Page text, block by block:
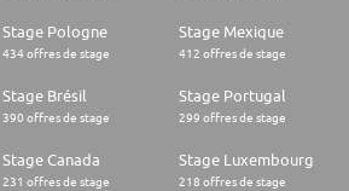
Stage Pologne
434 offres de stage
Stage Mexique
412 offres de stage
Stage Brésil
390 offres de stage
Stage Portugal
299 offres de stage
Stage Canada
231 offres de stage
Stage Luxembourg
218 offres de stage